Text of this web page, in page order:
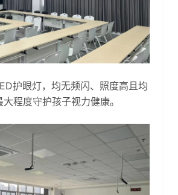
护眼灯，均无频闪、照度高且均
程度守护孩子视力健康。